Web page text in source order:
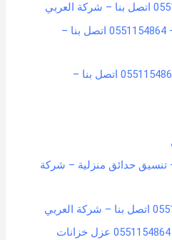
شركة مكافحة حشرات بحائل – 0551154864 اتصل بنا –
فك وتركيب مكيفات بحائل – 0551154864 اتصل بنا –
حدائق منزلية – شركة
شركة تنظيف خزانات بعرعر – 0551154864 عزل خزانات